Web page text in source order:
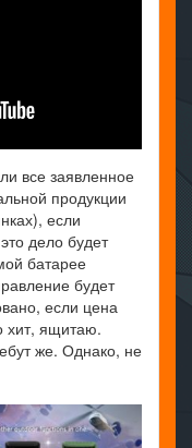
все заявленное
продукции
если
дело будет
батарее
будет
если цена
хит, ящитаю.
же. Однако, не